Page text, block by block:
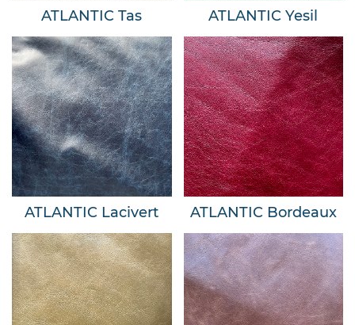
ATLANTIC Tas ATLANTIC Yesil
ATLANTIC Lacivert ATLANTIC Bordeaux